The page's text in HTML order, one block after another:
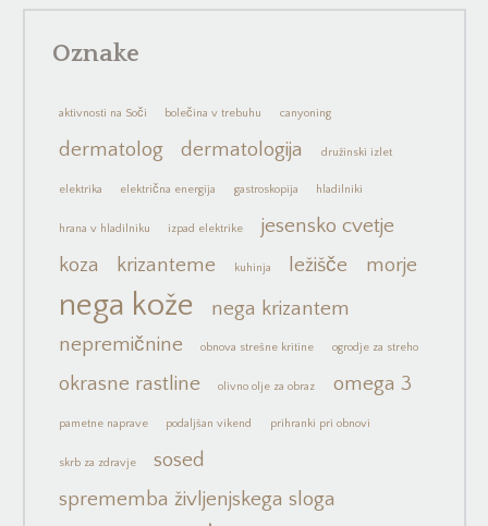
Oznake
aktivnosti na Soči bolečina v trebuhu canyoning
dermatolog dermatologija družinski izlet
elektrika električna energija gastroskopija hladilniki
hrana v hladilniku izpad elektrike
jesensko cvetje
koza
krizanteme kuhinja ležišče morje
nega kože
nega krizantem
nepremičnine
obnova strešne kritine ogrodje za streho
okrasne rastline olivno olje za obraz omega 3
pametne naprave podaljšan vikend prihranki pri obnovi
skrb za zdravje
sosed
sprememba življenjskega sloga